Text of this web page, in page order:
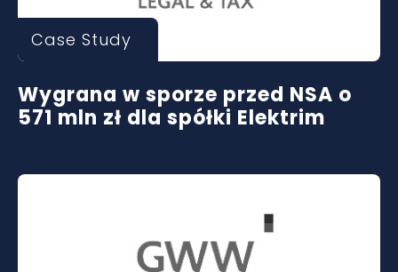
Case Study
Wygrana w sporze przed NSA o
571 mln zł dla spółki Elektrim